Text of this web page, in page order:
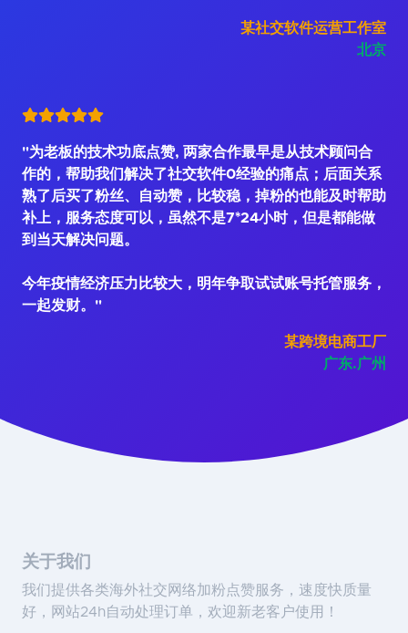
某社交软件运营工作室
北京
"为老板的技术功底点赞, 两家合作最早是从技术顾问合
作的，帮助我们解决了社交软件0经验的痛点；后面关系
熟了后买了粉丝、自动赞，比较稳，掉粉的也能及时帮助
补上，服务态度可以，虽然不是7*24小时，但是都能做
到当天解决问题。
今年疫情经济压力比较大，明年争取试试账号托管服务，
一起发财。"
某跨境电商工厂
广东.广州
关于我们
我们提供各类海外社交网络加粉点赞服务，速度快质量
好，网站24h自动处理订单，欢迎新老客户使用！